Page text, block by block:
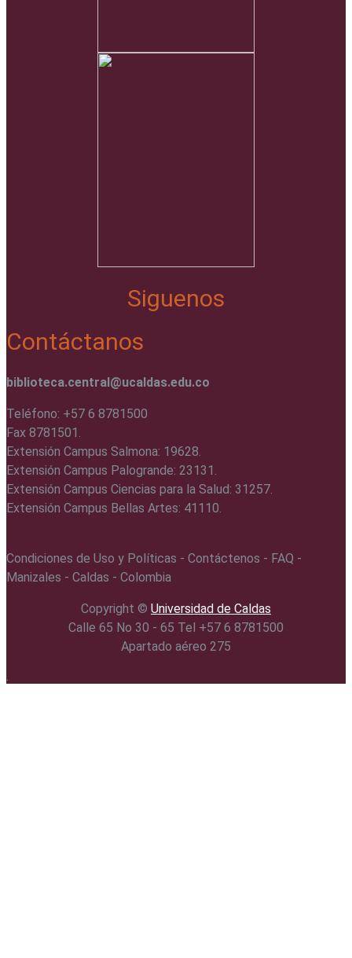
Siguenos
Contáctanos
biblioteca.central@ucaldas.edu.co
Teléfono: +57 6 8781500
Fax 8781501.
Extensión Campus Salmona: 19628.
Extensión Campus Palogrande: 23131.
Extensión Campus Ciencias para la Salud: 31257.
Extensión Campus Bellas Artes: 41110.
Condiciones de Uso y Políticas - Contáctenos - FAQ -
Manizales - Caldas - Colombia
Copyright ©️ Universidad de Caldas
Calle 65 No 30 - 65 Tel +57 6 8781500
Apartado aéreo 275